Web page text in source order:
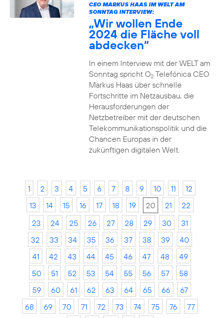
CEO MARKUS HAAS IM WELT AM
SONNTAG INTERVIEW:
„Wir wollen Ende
2024 die Fläche voll
abdecken“
In einem Interview mit der WELT am
Sonntag spricht O2Telefónica CEO
Markus Haas über schnelle
Fortschritte im Netzausbau, die
Herausforderungen der
Netzbetreiber mit der deutschen
Telekommunikationspolitik und die
Chancen Europas in der
zukünftigen digitalen Welt.
1 2 3 4 5 6 7 8 9 10 11
12
13
14 15 16 17 18 19 20 21
22
23
24 25 26 27 28 29 30
31
32
33 34 35 36 37 38 39
40
41
42 43 44 45 46 47 48
49
50
51 52 53 54 55 56 57
58
59
60 61 62 63 64 65 66
67
68
69 70 71 72 73 74 75 76
77